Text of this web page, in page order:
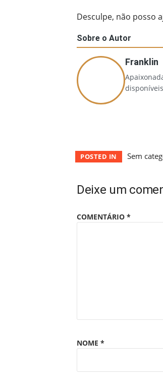
Desculpe, não posso
Sobre o Autor
Franklin
POSTED IN Sem
Deixe um
COMENTÁRIO *
NOME *